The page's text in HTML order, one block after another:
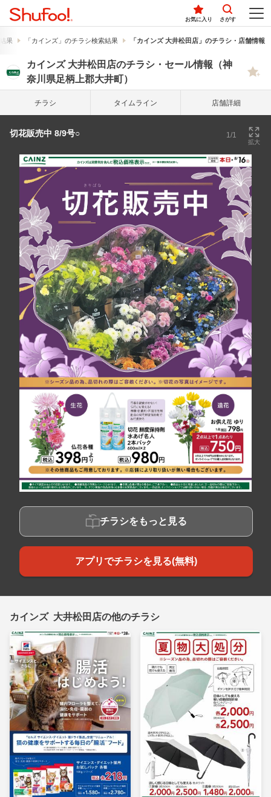
お気に入り さがす
果 「カインズ」のチラシ検索結果 「カインズ 大井松田店」のチラシ・店舗情報
カインズ 大井松田店のチラシ・セール情報（神
奈川県足柄上郡大井町）
チラシ タイム ライン 店舗詳細
切花販売中 8/9号○ 1/1
拡大
チラシをもっと見る
アプリでチラシを見る(無料)
カインズ 大井松田店の他のチラシ